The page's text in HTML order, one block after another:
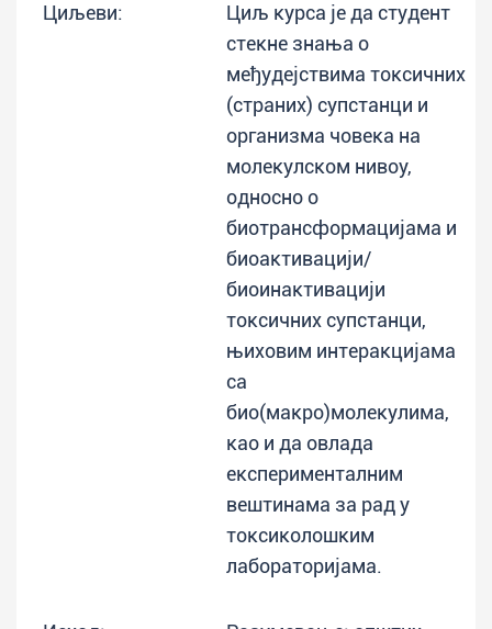
Циљеви:
Циљ курса је да студент
стекне знања о
међудејствима токсичних
(страних) супстанци и
организма човека на
молекулском нивоу,
односно о
биотрансформацијама и
биоактивацији/
биоинактивацији
токсичних супстанци,
њиховим интеракцијама
са
био(макро)молекулима,
као и да овлада
експерименталним
вештинама за рад у
токсиколошким
лабораторијама.